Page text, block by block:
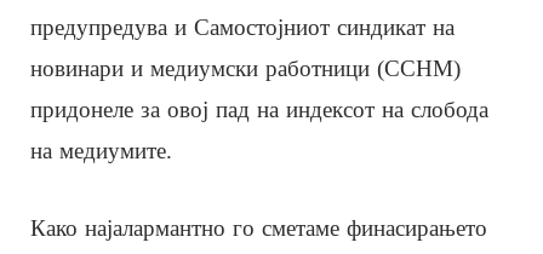
предупредува и Самостојниот синдикат на
новинари и медиумски работници (ССНМ)
придонеле за овој пад на индексот на слобода
на медиумите.
Како најалармантно го сметаме финасирањето